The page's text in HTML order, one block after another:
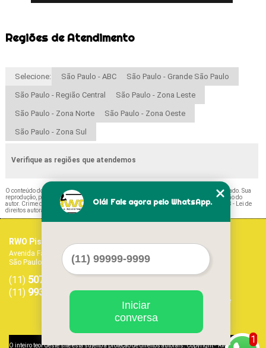
Regiões de Atendimento
Selecione: São Paulo - ABC São Paulo - Grande São Paulo
São Paulo - Região Central São Paulo - Zona Leste
São Paulo - Zona Norte São Paulo - Zona Oeste
São Paulo - Zona Sul
Verifique as regiões que atendemos
O conteúdo do texto " Preço de Pisos Amadeirados Bela Vista
" é de direito reservado. Sua
reprodução, parcial ou total, mesmo citando nossos links, é proibida sem a autorização do
autor. Crime de violação de direito autoral – artigo 184 do Código Penal –Lei 9610/98 - Lei de
direitos autorais
RWO Pisos Vinílicos
Avenida Fagundes Filho, 1017 - Vila Monte Alegre
São Paulo - SP - CEP: 04304-011
(11) 5071-1468
(11) 99379-9303
Home
Empresa
Missão
Serviços
Contato
Mapa do site
O inteiro teor deste site está sujeito à proteção de direitos autorais. Copyright RWO Pisos
1
Olá! Fale agora pelo WhatsApp.
Iniciar
conversa